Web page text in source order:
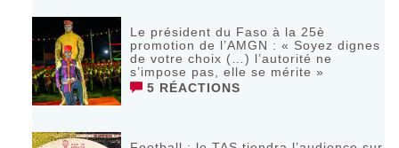
Le président du Faso à la 25è
promotion de l’AMGN : « Soyez dignes
de votre choix (…) l’autorité ne
s’impose pas, elle se mérite »
5 RÉACTIONS